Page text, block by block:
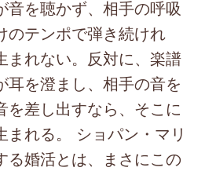
音を聴かず、相手の呼吸
のテンポで弾き続けれ
まれない。反対に、楽譜
耳を澄まし、相手の音を
を差し出すなら、そこに
まれる。 ショパン・マリ
る婚活とは、まさにこの